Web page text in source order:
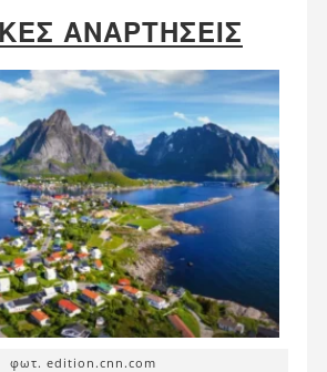
ΑΝΑΡΤΉΣΕΙΣ
φωτ. edition.cnn.com